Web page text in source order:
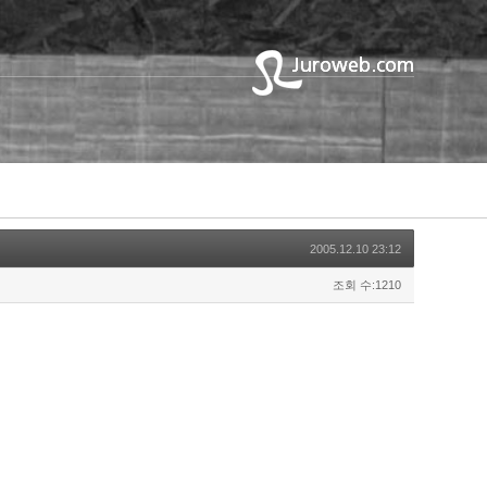
2005.12.10 23:12
조회 수:1210